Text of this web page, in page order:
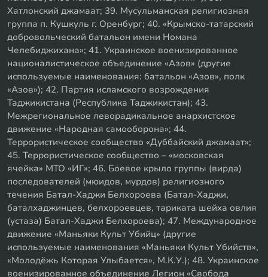
Хатлонский джамаат; 39. Мусульманская религиозная
группа п. Кушкуль г. Оренбург; 40. «Крымско-татарский
добровольческий батальон имени Номана
Челебиджихана»; 41. Украинское военизированное
националистическое объединение «Азов» (другие
используемые наименования: батальон «Азов», полк
«Азов»); 42. Партия исламского возрождения
Таджикистана (Республика Таджикистан); 43.
Межрегиональное леворадикальное анархистское
движение «Народная самооборона»; 44.
Террористическое сообщество «Дуббайский джамаат»;
45. Террористическое сообщество – «московская
ячейка» МТО «ИГ»; 46. Боевое крыло группы (вирда)
последователей (мюидов, мурдов) религиозного
течения Батал-Хаджи Белхороева (Батал-Хаджи,
баталхаджинцев, белхороевцев, тариката шейха овлия
(устаза) Батал-Хаджи Белхороева); 47. Международное
движение «Маньяки Культ Убийц» (другие
используемые наименования «Маньяки Культ Убийств»,
«Молодёжь Которая Улыбается», М.К.У.); 48. Украинское
военизированное объединение Легион «Свобода